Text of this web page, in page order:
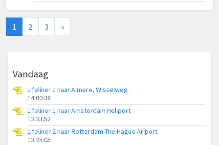
1 2 3 »
Vandaag
Lifeliner 1 naar Almere, Wisselweg
14:00:38
Lifeliner 1 naar Amsterdam Heliport
13:33:52
Lifeliner 2 naar Rotterdam The Hague Airport
13:25:05